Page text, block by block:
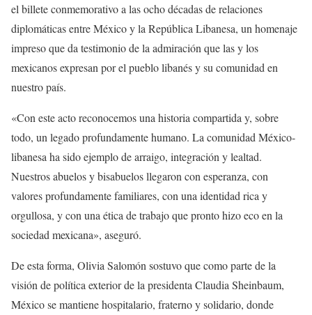
el billete conmemorativo a las ocho décadas de relaciones
diplomáticas entre México y la República Libanesa, un homenaje
impreso que da testimonio de la admiración que las y los
mexicanos expresan por el pueblo libanés y su comunidad en
nuestro país.
«Con este acto reconocemos una historia compartida y, sobre
todo, un legado profundamente humano. La comunidad México-
libanesa ha sido ejemplo de arraigo, integración y lealtad.
Nuestros abuelos y bisabuelos llegaron con esperanza, con
valores profundamente familiares, con una identidad rica y
orgullosa, y con una ética de trabajo que pronto hizo eco en la
sociedad mexicana», aseguró.
De esta forma, Olivia Salomón sostuvo que como parte de la
visión de política exterior de la presidenta Claudia Sheinbaum,
México se mantiene hospitalario, fraterno y solidario, donde